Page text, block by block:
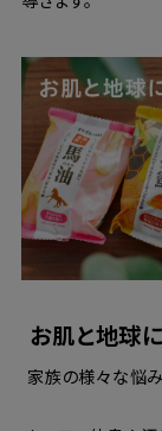
お肌と地球
家族の様々な悩